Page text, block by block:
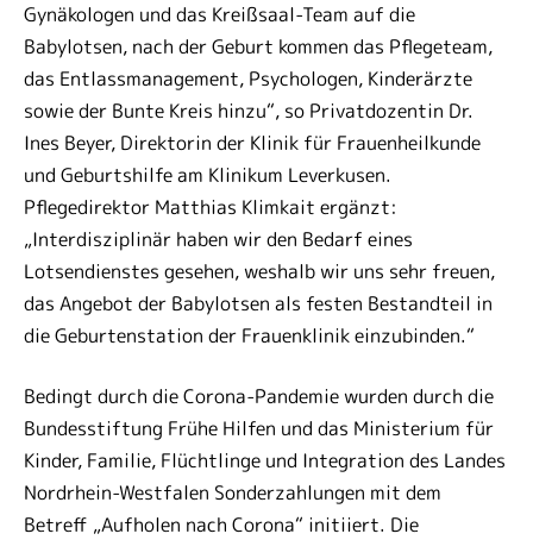
Gynäkologen und das Kreißsaal-Team auf die
Babylotsen, nach der Geburt kommen das Pflegeteam,
das Entlassmanagement, Psychologen, Kinderärzte
sowie der Bunte Kreis hinzu“, so Privatdozentin Dr.
Ines Beyer, Direktorin der Klinik für Frauenheilkunde
und Geburtshilfe am Klinikum Leverkusen.
Pflegedirektor Matthias Klimkait ergänzt:
„Interdisziplinär haben wir den Bedarf eines
Lotsendienstes gesehen, weshalb wir uns sehr freuen,
das Angebot der Babylotsen als festen Bestandteil in
die Geburtenstation der Frauenklinik einzubinden.“
Bedingt durch die Corona-Pandemie wurden durch die
Bundesstiftung Frühe Hilfen und das Ministerium für
Kinder, Familie, Flüchtlinge und Integration des Landes
Nordrhein-Westfalen Sonderzahlungen mit dem
Betreff „Aufholen nach Corona“ initiiert. Die